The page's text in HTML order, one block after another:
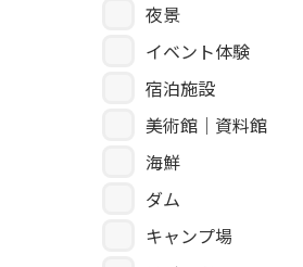
夜景
イベント体験
宿泊施設
美術館｜資料館
海鮮
ダム
キャンプ場